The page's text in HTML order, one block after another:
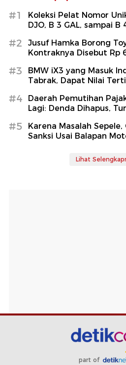
#1
Koleksi Pelat Nomor
DJO, B 3 GAL, sampai B
#2
Jusuf Hamka Borong
Kontraknya Disebut Rp
#3
BMW iX3 yang Masuk
Tabrak, Dapat Nilai
#4
Daerah Pemutihan
Lagi: Denda Dihapus,
#5
Karena Masalah
Sanksi Usai Balapan
Lihat
part of